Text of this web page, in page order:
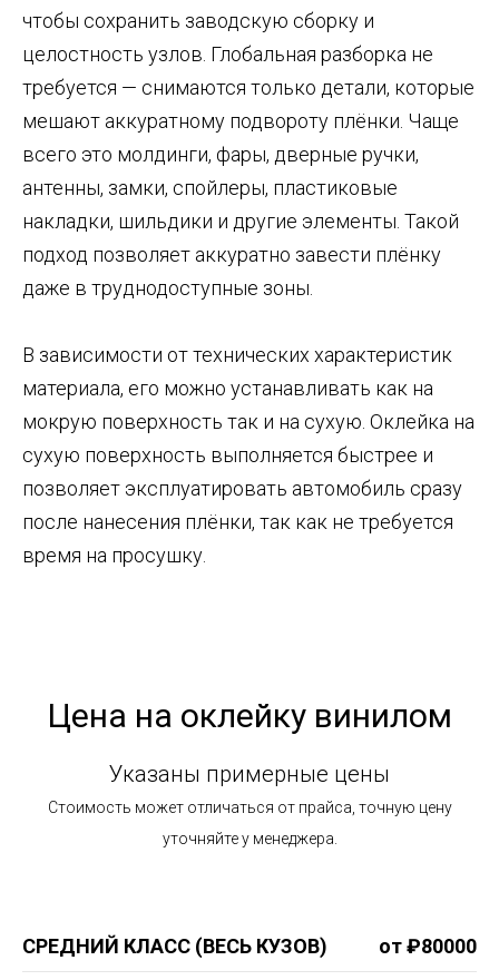
чтобы сохранить заводскую сборку и
целостность узлов. Глобальная разборка не
требуется — снимаются только детали, которые
мешают аккуратному подвороту плёнки. Чаще
всего это молдинги, фары, дверные ручки,
антенны, замки, спойлеры, пластиковые
накладки, шильдики и другие элементы. Такой
подход позволяет аккуратно завести плёнку
даже в труднодоступные зоны.
В зависимости от технических характеристик
материала, его можно устанавливать как на
мокрую поверхность так и на сухую. Оклейка на
сухую поверхность выполняется быстрее и
позволяет эксплуатировать автомобиль сразу
после нанесения плёнки, так как не требуется
время на просушку.
Цена на оклейку винилом
Указаны примерные цены
Стоимость может отличаться от прайса, точную цену
уточняйте у менеджера.
СРЕДНИЙ КЛАСС (ВЕСЬ КУЗОВ) от ₽80000